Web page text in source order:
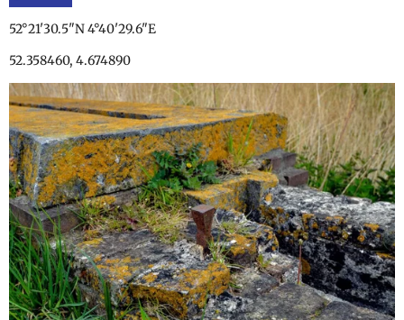
52°21'30.5"N 4°40'29.6"E
52.358460, 4.674890